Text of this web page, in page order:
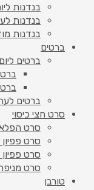
בנדנות
בנדנות
בנדנות
ברטים
ברטים ליום
ברט
ברט
ברטים
סרט חצי כיסוי
סרט
סרט פפיון
סרט
סרט
טורבן